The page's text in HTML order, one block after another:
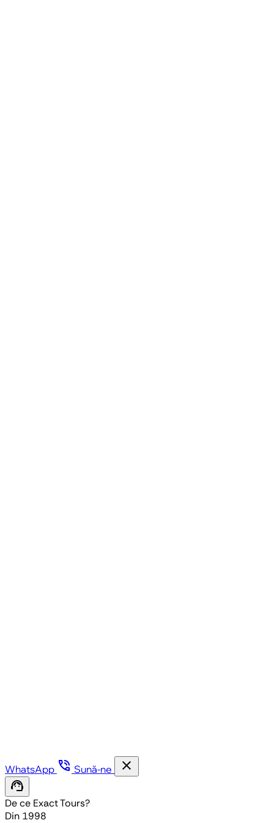
WhatsApp phone_in_talk Sună-ne
close
support_agent
De ce Exact Tours?
Din 1998